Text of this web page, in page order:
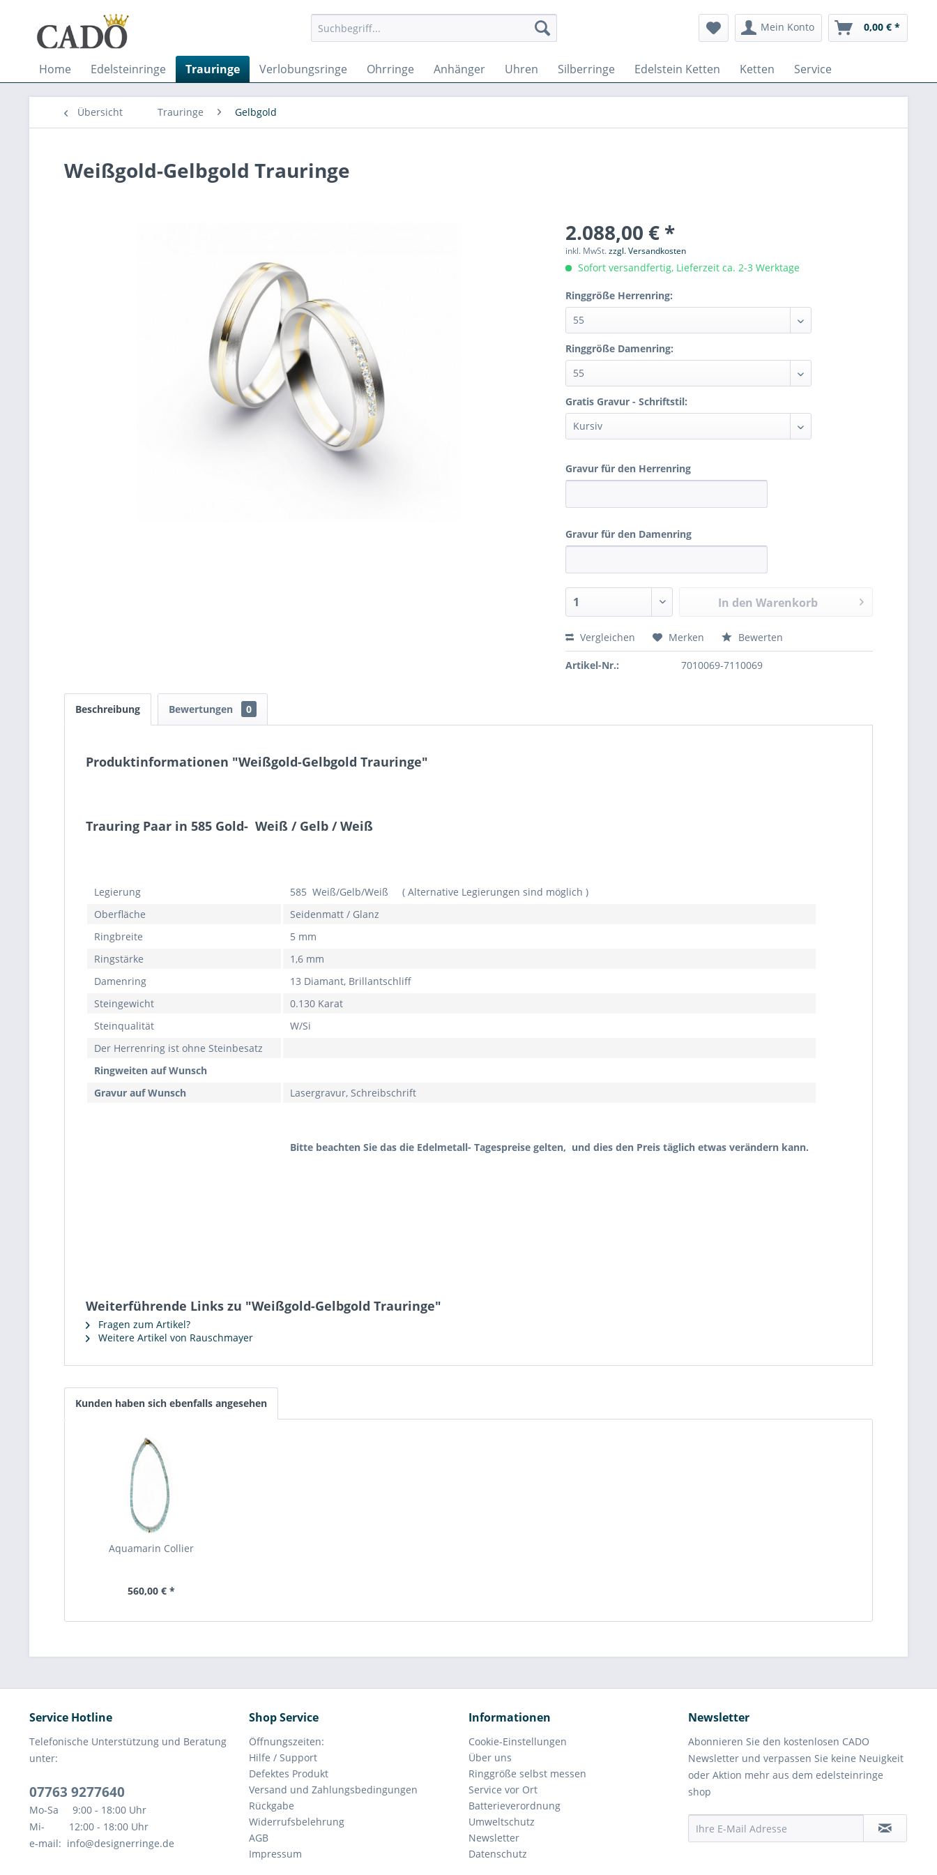
Mein Konto 0,00 € *
Home Edelsteinringe Trauringe Verlobungsringe Ohrringe Anhänger Uhren Silberringe Edelstein Ketten Ketten Service
Übersicht Trauringe Gelbgold
Weißgold-Gelbgold Trauringe
2.088,00 € *
inkl. MwSt.zzgl. Versandkosten
Sofort versandfertig, Lieferzeit ca. 2-3 Werktage
Ringgröße Herrenring:
Ringgröße Damenring:
Gratis Gravur - Schriftstil:
Gravur für den Herrenring
Gravur für den Damenring
In den Warenkorb
Vergleichen Merken Bewerten
Artikel-Nr.: 7010069-7110069
Beschreibung Bewertungen 0
Produktinformationen "Weißgold-Gelbgold Trauringe"
Trauring Paar in 585 Gold- Weiß / Gelb / Weiß
Legierung
585 Weiß/Gelb/Weiß ( Alternative Legierungen sind möglich )
Oberfläche
Seidenmatt / Glanz
Ringbreite
5 mm
Ringstärke
1,6 mm
Damenring
13 Diamant, Brillantschliff
Steingewicht
0.130 Karat
Steinqualität
W/Si
Der Herrenring ist ohne Steinbesatz
Ringweiten auf Wunsch
Gravur auf Wunsch
Lasergravur, Schreibschrift
Bitte beachten Sie das die Edelmetall- Tagespreise gelten, und dies den Preis täglich etwas verändern kann.
Weiterführende Links zu "Weißgold-Gelbgold Trauringe"
Fragen zum Artikel?
Weitere Artikel von Rauschmayer
Kunden haben sich ebenfalls angesehen
Aquamarin Collier
560,00 € *
Service Hotline
Telefonische Unterstützung und Beratung
unter:
07763 9277640
Mo-Sa 9:00 - 18:00 Uhr
Mi- 12:00 - 18:00 Uhr
e-mail: info@designerringe.de
Shop Service
Öffnungszeiten:
Hilfe / Support
Defektes Produkt
Versand und Zahlungsbedingungen
Rückgabe
Widerrufsbelehrung
AGB
Impressum
Informationen
Cookie-Einstellungen
Über uns
Ringgröße selbst messen
Service vor Ort
Batterieverordnung
Umweltschutz
Newsletter
Datenschutz
Newsletter
Abonnieren Sie den kostenlosen CADO
Newsletter und verpassen Sie keine Neuigkeit
oder Aktion mehr aus dem edelsteinringe
shop